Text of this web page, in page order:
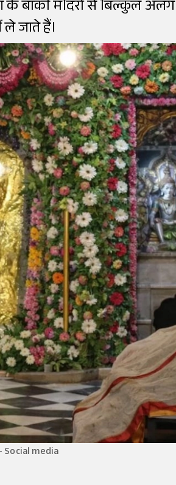
के बाकी मंदिरों से बिल्कुल अलग
ले जाते हैं।
Social media